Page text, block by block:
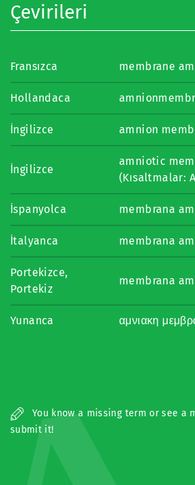
Çevirileri
Fransızca membrane
Hollandaca
İngilizce amnion
İngilizce
amniotic
(Kısaltmalar:
İspanyolca membrana
İtalyanca membrana
Portekizce,
Portekiz
membrana
Yunanca αμνιακη
You know a missing term or see a
submit it!